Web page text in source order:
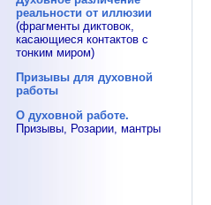
реальности от иллюзии
(фрагменты диктовок,
касающиеся контактов с
тонким миром)
Призывы для духовной
работы
О духовной работе.
Призывы, Розарии, мантры